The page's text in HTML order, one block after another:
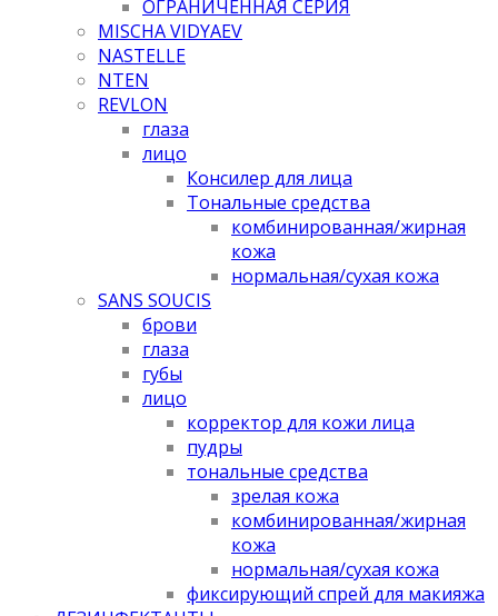
ОГРАНИЧЕННАЯ СЕРИЯ
MISCHA VIDYAEV
NASTELLE
NTEN
REVLON
глаза
лицо
Консилер для лица
Тональные средства
комбинированная/жирная
кожа
нормальная/cухая кожа
SANS SOUCIS
брови
глаза
губы
лицо
корректор для кожи лица
пудры
тональные средства
зрелая кожа
комбинированная/жирная
кожа
нормальная/cухая кожа
фиксирующий спрей для макияжа